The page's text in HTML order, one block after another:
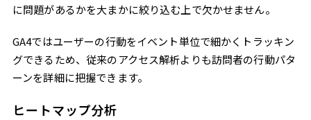
に問題があるかを大まかに絞り込む上で欠かせません。
GA4ではユーザーの行動をイベント単位で細かくトラッキン
グできるため、従来のアクセス解析よりも訪問者の行動パタ
ーンを詳細に把握できます。
ヒートマップ分析